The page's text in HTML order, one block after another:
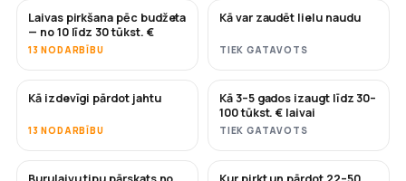
DRĪZUMĀ
Laivas pirkšana pēc budžeta
— no 10 līdz 30 tūkst. €
13 NODARBĪBU
DRĪZUMĀ
Kā var zaudēt lielu naudu
TIEK GATAVOTS
JAUNS
Kā izdevīgi pārdot jahtu
13 NODARBĪBU
JAUNS
Kā 3–5 gados izaugt līdz 30–
100 tūkst. € laivai
TIEK GATAVOTS
DRĪZUMĀ DRĪZUMĀ